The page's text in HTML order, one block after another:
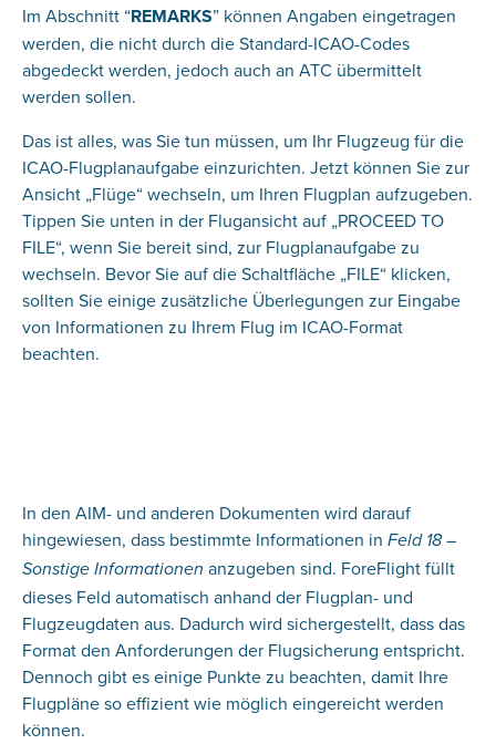
Im Abschnitt “REMARKS” können Angaben eingetragen
werden, die nicht durch die Standard-ICAO-Codes
abgedeckt werden, jedoch auch an ATC übermittelt
werden sollen.
Das ist alles, was Sie tun müssen, um Ihr Flugzeug für die
ICAO-Flugplanaufgabe einzurichten. Jetzt können Sie zur
Ansicht „Flüge“ wechseln, um Ihren Flugplan aufzugeben.
Tippen Sie unten in der Flugansicht auf „PROCEED TO
FILE“, wenn Sie bereit sind, zur Flugplanaufgabe zu
wechseln. Bevor Sie auf die Schaltfläche „FILE“ klicken,
sollten Sie einige zusätzliche Überlegungen zur Eingabe
von Informationen zu Ihrem Flug im ICAO-Format
beachten.
In den AIM- und anderen Dokumenten wird darauf
hingewiesen, dass bestimmte Informationen in Feld 18 –
Sonstige Informationen anzugeben sind. ForeFlight füllt
dieses Feld automatisch anhand der Flugplan- und
Flugzeugdaten aus. Dadurch wird sichergestellt, dass das
Format den Anforderungen der Flugsicherung entspricht.
Dennoch gibt es einige Punkte zu beachten, damit Ihre
Flugpläne so effizient wie möglich eingereicht werden
können.